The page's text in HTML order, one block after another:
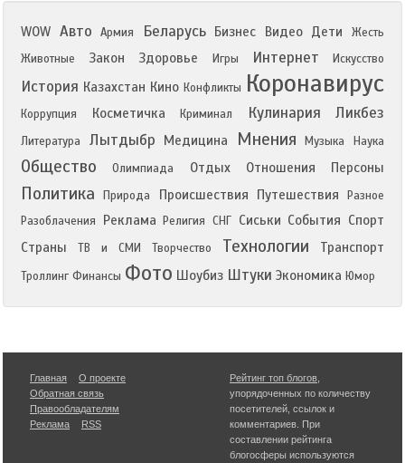
WOW Авто Армия Беларусь Бизнес Видео Дети
Жесть
Животные
Закон Здоровье Игры Интернет Искусство
История Казахстан Кино Конфликты Коронавирус
Коррупция Косметичка Криминал Кулинария Ликбез
Литература Лытдыбр Медицина Мнения Музыка Наука
Общество Олимпиада Отдых Отношения Персоны
Политика Природа Происшествия Путешествия
Разное
Разоблачения
Реклама Религия СНГ Сиськи События Спорт
Страны
ТВ и СМИ Творчество Технологии Транспорт
Троллинг Финансы Фото Шоубиз Штуки Экономика Юмор
Главная
О проекте
Обратная связь
Правообладателям
Реклама
RSS
Рейтинг топ блогов
упорядоченных по количеству
посетителей, ссылок и
комментариев. При
составлении рейтинга
блогосферы используются